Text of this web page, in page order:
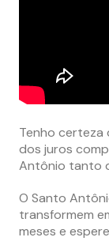
Tenho certeza
dos juros
Antônio tanto
O Santo
transformem
meses e